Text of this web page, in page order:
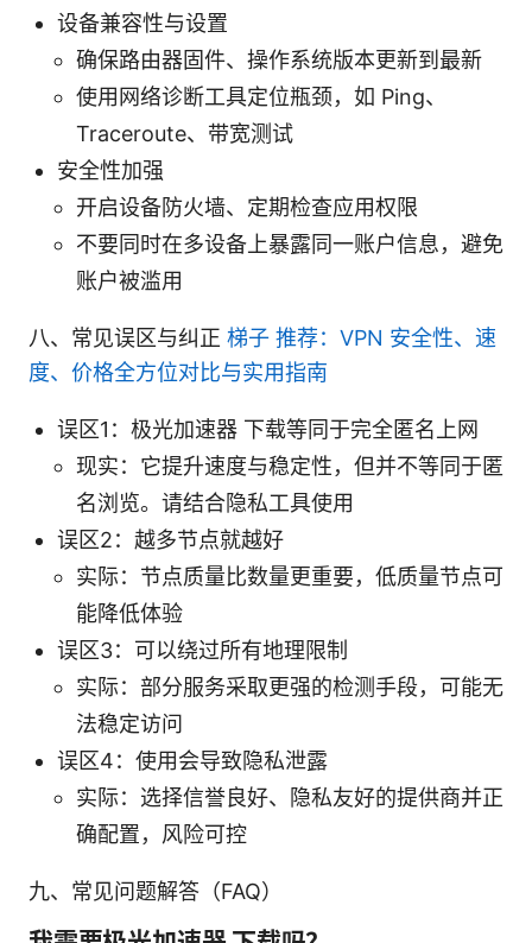
设备兼容性与设置
确保路由器固件、操作系统版本更新到最新
使用网络诊断工具定位瓶颈，如 Ping、
Traceroute、带宽测试
安全性加强
开启设备防火墙、定期检查应用权限
不要同时在多设备上暴露同一账户信息，避免
账户被滥用
八、常见误区与纠正 梯子 推荐：VPN 安全性、速
度、价格全方位对比与实用指南
误区1：极光加速器 下载等同于完全匿名上网
现实：它提升速度与稳定性，但并不等同于匿
名浏览。请结合隐私工具使用
误区2：越多节点就越好
实际：节点质量比数量更重要，低质量节点可
能降低体验
误区3：可以绕过所有地理限制
实际：部分服务采取更强的检测手段，可能无
法稳定访问
误区4：使用会导致隐私泄露
实际：选择信誉良好、隐私友好的提供商并正
确配置，风险可控
九、常见问题解答（FAQ）